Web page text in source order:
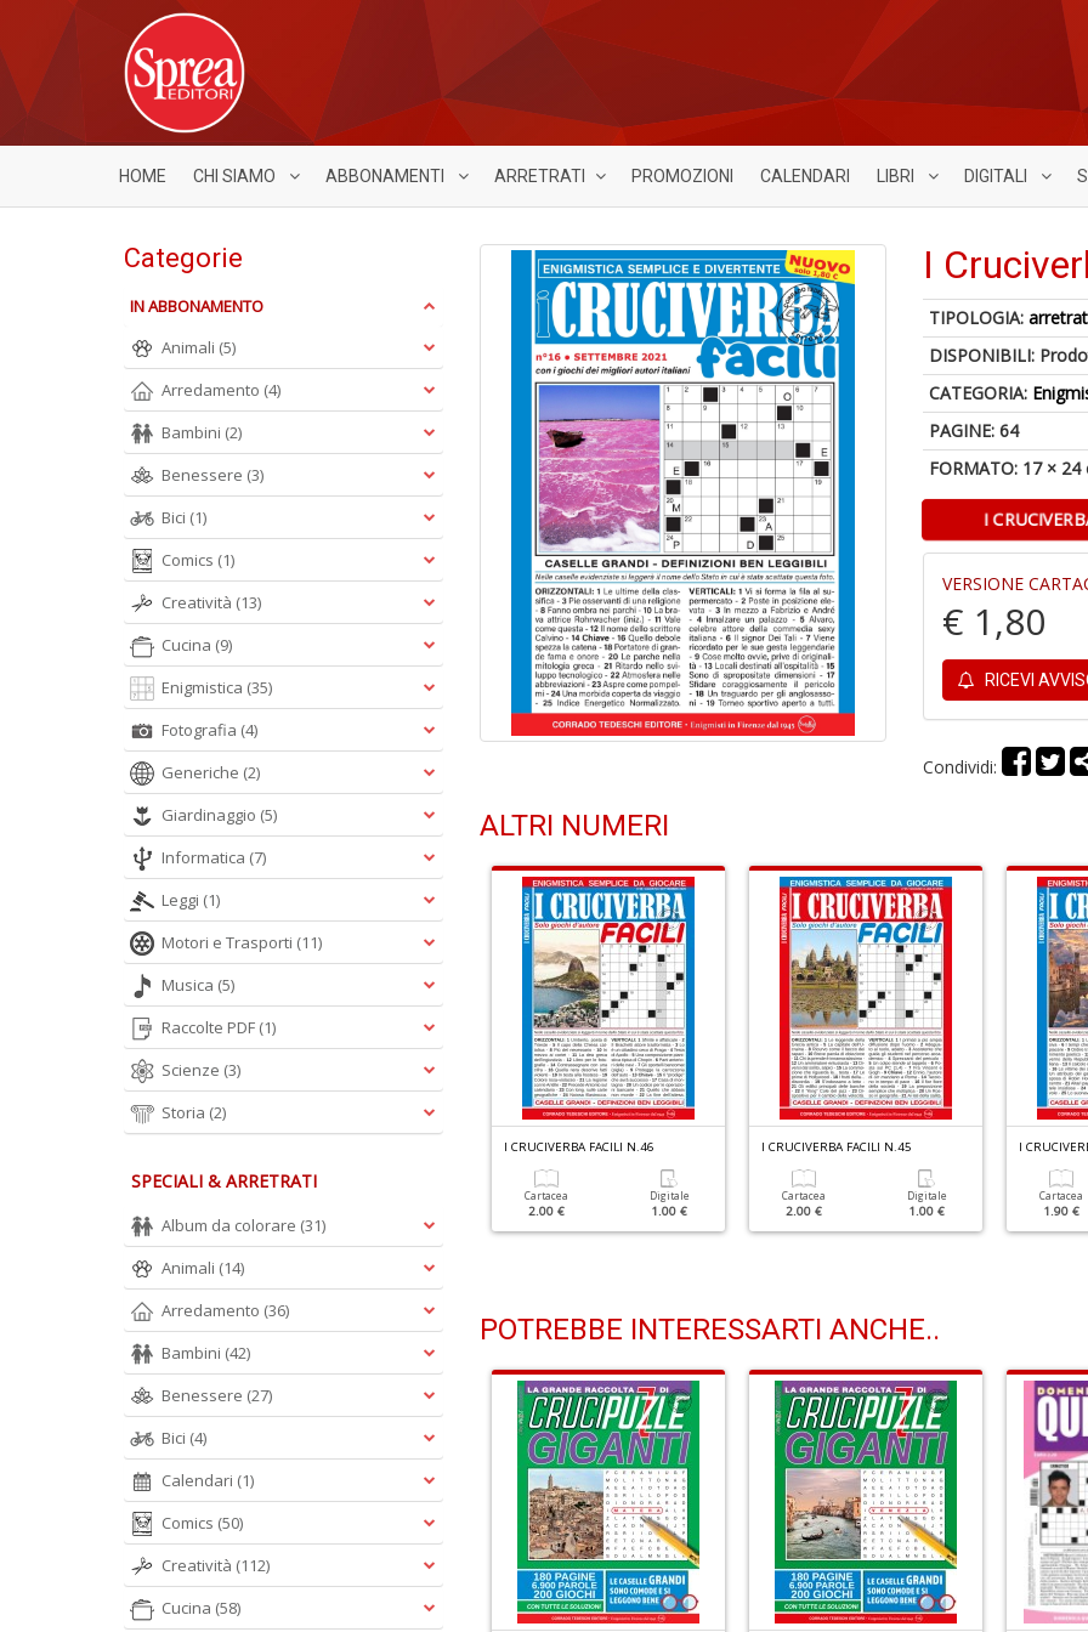
HOME CHI SIAMO ABBONAMENTI ARRETRATI PROMOZIONI CALENDARI LIBRI DIGITALI
I
TIPOLOGIA:
DISPONIBILI:
CATEGORIA:
PAGINE: 64
FORMATO: 17 × 24
I
VERSIONE
€ 1,80
RICEVI
Condividi:
ALTRI NUMERI
I CRUCIVERBA FACILI N.46
Cartacea
2.00 €
Digitale
1.00 €
I CRUCIVERBA FACILI N.45
Cartacea
2.00 €
Digitale
1.00 €
I
Cartacea
1.90 €
POTREBBE INTERESSARTI ANCHE..
Categorie
IN ABBONAMENTO
Animali (5)
Arredamento (4)
Bambini (2)
Benessere (3)
Bici (1)
Comics (1)
Creatività (13)
Cucina (9)
Enigmistica (35)
Fotografia (4)
Generiche (2)
Giardinaggio (5)
Informatica (7)
Leggi (1)
Motori e Trasporti (11)
Musica (5)
Raccolte PDF (1)
Scienze (3)
Storia (2)
SPECIALI & ARRETRATI
Album da colorare (31)
Animali (14)
Arredamento (36)
Bambini (42)
Benessere (27)
Bici (4)
Calendari (1)
Comics (50)
Creatività (112)
Cucina (58)